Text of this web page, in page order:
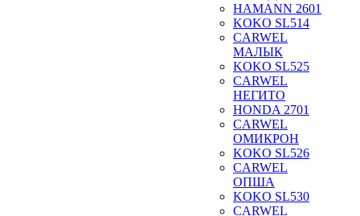
HAMANN 2601
KOKO SL514
CARWEL
МАЛЫК
KOKO SL525
CARWEL
НЕГИТО
HONDA 2701
CARWEL
ОМИКРОН
KOKO SL526
CARWEL
ОПША
KOKO SL530
CARWEL